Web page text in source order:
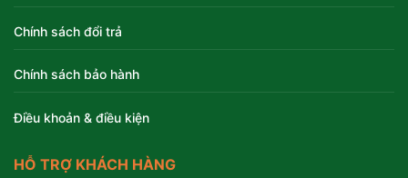
Chính sách đổi trả
Chính sách bảo hành
Điều khoản & điều kiện
HỖ TRỢ KHÁCH HÀNG